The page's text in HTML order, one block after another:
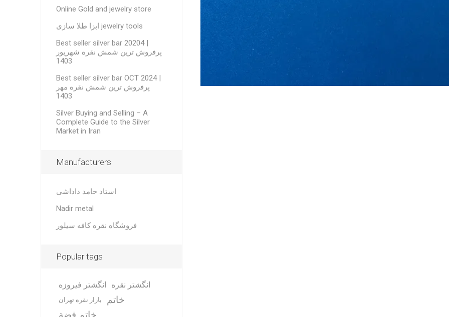
Online Gold and jewelry store
ابزا طلا سازی jewelry tools
Best seller silver bar 20204 |
پرفروش ترین شمش نقره شهریور
1403
Best seller silver bar OCT 2024 |
پرفروش ترین شمش نقره مهر
1403
Silver Buying and Selling – A
Complete Guide to the Silver
Market in Iran
Manufacturers
استاد حامد داداشی
Nadir metal
فروشگاه نقره کافه سیلور
Popular tags
انگشتر فیروزه انگشتر نقره
بازار نقره تهران
خاتم
خاتم فضة